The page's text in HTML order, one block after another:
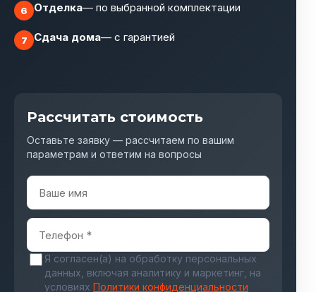
Отделка— по выбранной комплектации
Сдача дома— с гарантией
Рассчитать стоимость
Оставьте заявку — рассчитаем по вашим
параметрам и ответим на вопросы
Я согласен(а) на обработку персональных
данных, включая аналитику и маркетинг, на
условиях Политики конфиденциальности